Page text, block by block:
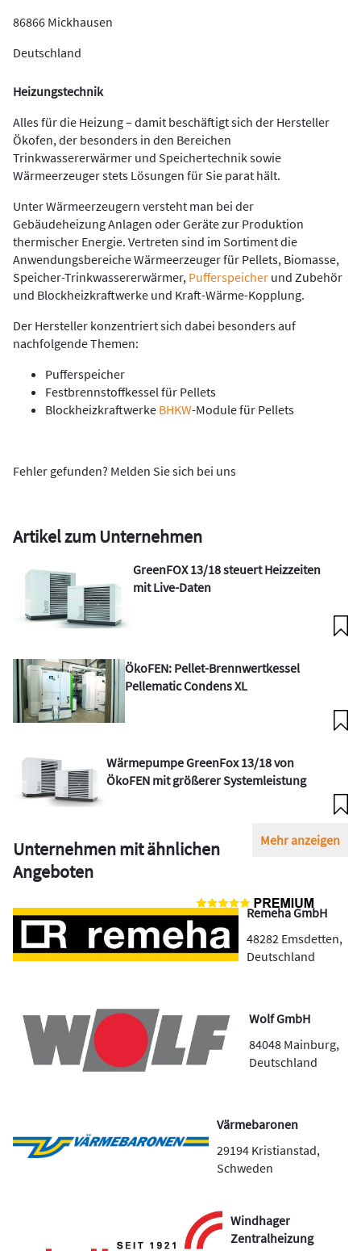
86866 Mickhausen
Deutschland
Heizungstechnik
Alles für die Heizung – damit beschäftigt sich der Hersteller
Ökofen, der besonders in den Bereichen
Trinkwassererwärmer und Speichertechnik sowie
Wärmeerzeuger stets Lösungen für Sie parat hält.
Unter Wärmeerzeugern versteht man bei der
Gebäudeheizung Anlagen oder Geräte zur Produktion
thermischer Energie. Vertreten sind im Sortiment die
Anwendungsbereiche Wärmeerzeuger für Pellets, Biomasse,
Speicher-Trinkwassererwärmer, Pufferspeicher und Zubehör
und Blockheizkraftwerke und Kraft-Wärme-Kopplung.
Der Hersteller konzentriert sich dabei besonders auf
nachfolgende Themen:
Pufferspeicher
Festbrennstoffkessel für Pellets
Blockheizkraftwerke BHKW-Module für Pellets
Fehler gefunden? Melden Sie sich bei uns
Artikel zum Unternehmen
GreenFOX 13/18 steuert Heizzeiten
mit Live-Daten
ÖkoFEN: Pellet-Brennwertkessel
Pellematic Condens XL
Wärmepumpe GreenFox 13/18 von
ÖkoFEN mit größerer Systemleistung
Mehr anzeigen
Unternehmen mit ähnlichen
Angeboten
Remeha GmbH
48282 Emsdetten,
Deutschland
Wolf GmbH
84048 Mainburg,
Deutschland
Värmebaronen
29194 Kristianstad,
Schweden
Windhager
Zentralheizung